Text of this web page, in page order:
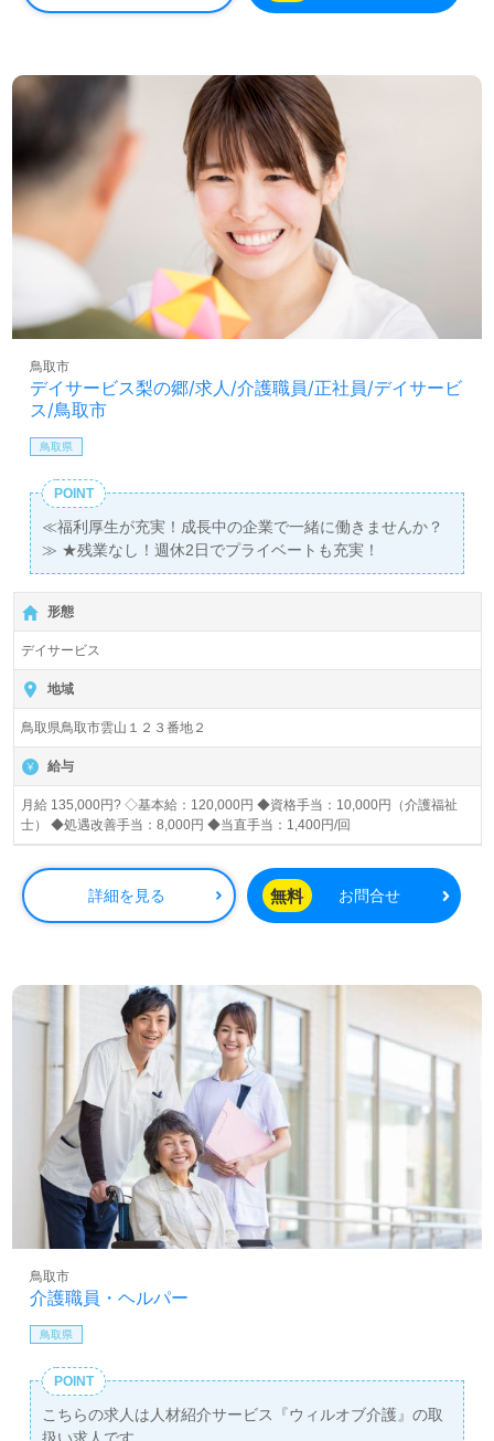
デイサービス梨の郷/求人/介護職員/正社員/デイサービ
ス/鳥取市
鳥取市
鳥取県
POINT
≪福利厚生が充実！成長中の企業で一緒に働きませんか？
≫ ★残業なし！週休2日でプライベートも充実！
形態
デイサービス
地域
鳥取県鳥取市雲山１２３番地２
給与
月給 135,000円? ◇基本給：120,000円 ◆資格手当：10,000円（介護福祉
士） ◆処遇改善手当：8,000円 ◆当直手当：1,400円/回
詳細を見る 無料 お問合せ
介護職員・ヘルパー
鳥取市
鳥取県
POINT
こちらの求人は人材紹介サービス『ウィルオブ介護』の取